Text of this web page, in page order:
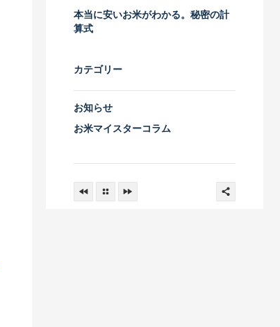
本当に安いお米がわかる。秘密の計
算式
カテゴリー
お知らせ
お米マイスターコラム